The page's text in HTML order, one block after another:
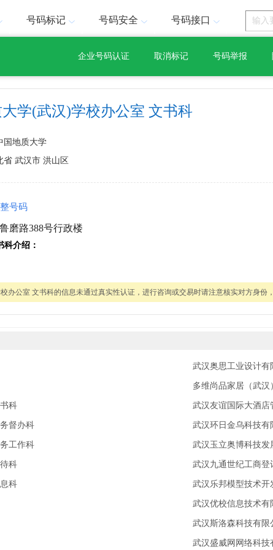
号码标记 号码安全 号码接口
企业号码认证 取消标记 号码举报
学(武汉)学校办公室 文书科
国地质大学
省 武汉市 洪山区
号码
磨路388号行政楼
介绍：
办公室 文书科的信息未通过真实性认证，进行咨询或交易时请注意核实对方身份
科
督办科
工作科
科
科
武汉奥思工业设计有
多维尚品家居（武汉
武汉友谊国际大酒店
武汉环日金乌科技有
武汉玉立奥博科技发
武汉九通世纪工商登
武汉乐邦模型技术开
武汉优校信息技术有
武汉斯洛森科技有限
武汉盛威网网络科技